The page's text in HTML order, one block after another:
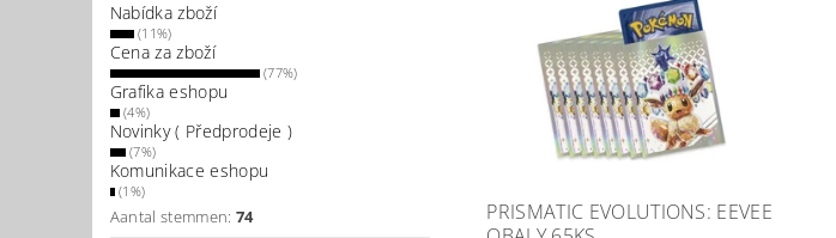
Nabídka zboží
(11%)
Cena za zboží
(77%)
Grafika eshopu
(4%)
Novinky ( Předprodeje )
(7%)
Komunikace eshopu
(1%)
Aantal stemmen: 74
PRISMATIC EVOLUTIONS: EEVEE